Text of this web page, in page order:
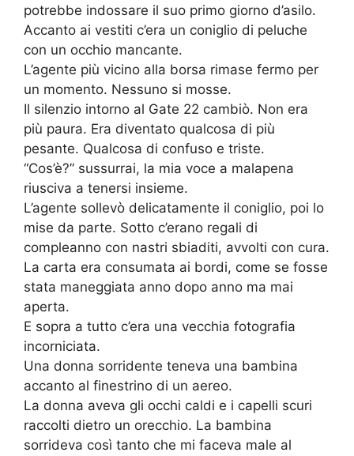
potrebbe indossare il suo primo giorno d’asilo.
Accanto ai vestiti c’era un coniglio di peluche
con un occhio mancante.
L’agente più vicino alla borsa rimase fermo per
un momento. Nessuno si mosse.
Il silenzio intorno al Gate 22 cambiò. Non era
più paura. Era diventato qualcosa di più
pesante. Qualcosa di confuso e triste.
“Cos’è?” sussurrai, la mia voce a malapena
riusciva a tenersi insieme.
L’agente sollevò delicatamente il coniglio, poi lo
mise da parte. Sotto c’erano regali di
compleanno con nastri sbiaditi, avvolti con cura.
La carta era consumata ai bordi, come se fosse
stata maneggiata anno dopo anno ma mai
aperta.
E sopra a tutto c’era una vecchia fotografia
incorniciata.
Una donna sorridente teneva una bambina
accanto al finestrino di un aereo.
La donna aveva gli occhi caldi e i capelli scuri
raccolti dietro un orecchio. La bambina
sorrideva così tanto che mi faceva male al